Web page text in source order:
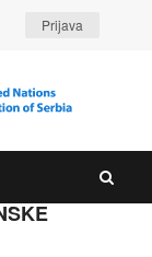
Prijava